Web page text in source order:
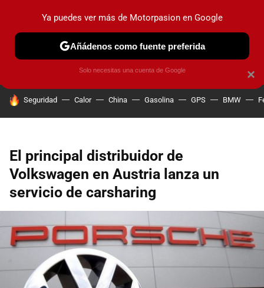
PRUEBAS COCHES ELÉCTRICOS OBSERVATORIO
HOY SE HABLA DE
Seguridad Calor China Gasolina GPS BMW
El principal distribuidor de
Volkswagen en Austria lanza un
servicio de carsharing
×
Ya puedes ver más de Motorpasion en Google
Añádenos como fuente preferida
Solo necesitas una cuenta de Google